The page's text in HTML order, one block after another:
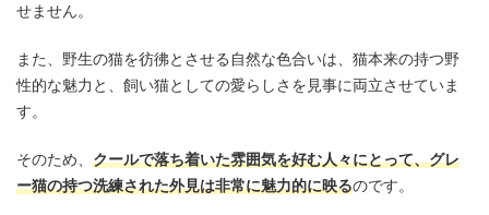
せません。
また、野生の猫を彷彿とさせる自然な色合いは、猫本来の持つ野
性的な魅力と、飼い猫としての愛らしさを見事に両立させていま
す。
そのため、 クールで落ち着いた雰囲気を好む人々にとって、グレ
ー猫の持つ洗練された外見は非常に魅力的に映るのです。